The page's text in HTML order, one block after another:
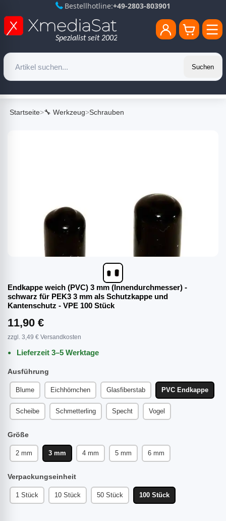
Bestellhotline:+49-2803-803901
Suchen
Startseite>🔧 Werkzeug>Schrauben
Endkappe weich (PVC) 3 mm (Innendurchmesser) -
schwarz für PEK3 3 mm als Schutzkappe und
Kantenschutz - VPE 100 Stück
11,90 €
zzgl. 3,49 € Versandkosten
Lieferzeit 3–5 Werktage
Ausführung
Blume Eichhörnchen Glasfiberstab PVC Endkappe
Scheibe Schmetterling Specht Vogel
Größe
2 mm 3 mm 4 mm 5 mm 6 mm
Verpackungseinheit
1 Stück 10 Stück 50 Stück 100 Stück